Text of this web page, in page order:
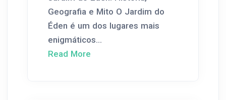
Geografia e Mito O Jardim do
Éden é um dos lugares mais
enigmáticos...
Read More